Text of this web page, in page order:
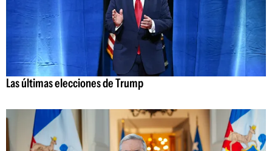
Las últimas elecciones de Trump